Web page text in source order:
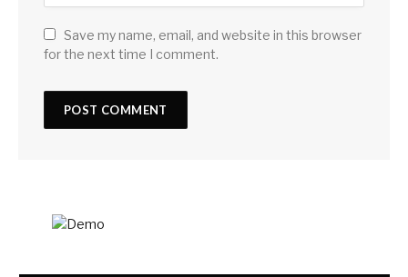
Save my name, email, and website in this browser
for the next time I comment.